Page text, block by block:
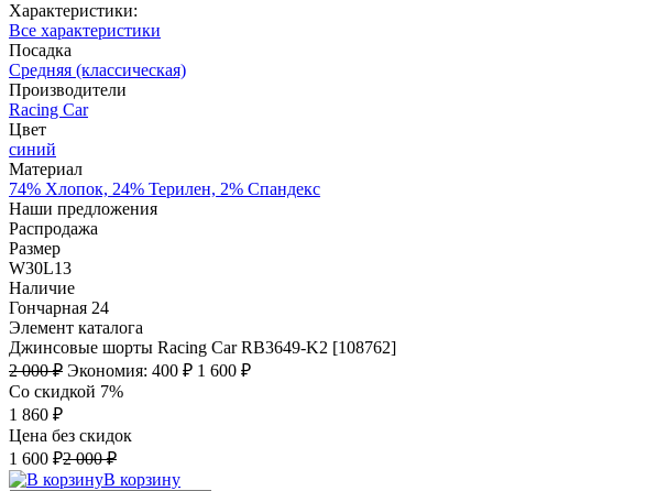
Характеристики:
Все характеристики
Посадка
Средняя (классическая)
Производители
Racing Car
Цвет
синий
Материал
74% Хлопок, 24% Терилен, 2% Спандекс
Наши предложения
Распродажа
Размер
W30L13
Наличие
Гончарная 24
Элемент каталога
Джинсовые шорты Racing Car RB3649-K2 [108762]
2 000 ₽ Экономия: 400 ₽ 1 600 ₽
Со скидкой 7%
1 860 ₽
Цена без скидок
1 600 ₽2 000 ₽
В корзину